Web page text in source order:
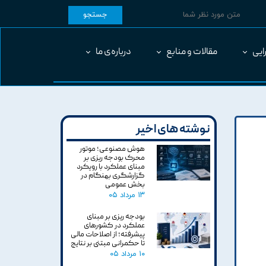
جستجو
مقالات و منابع درباره‌ی ما
نوشته های اخیر
هوش مصنوعی؛ موتور
محرک بودجه ریزی بر
مبنای عملکرد با رویکرد
گزارشگری بهنگام در
بخش عمومی
۱۳ مرداد ۰۵
بودجه ریزی بر مبنای
عملکرد در کشورهای
پیشرفته؛ از اصلاحات مالی
تا حکمرانی مبتنی بر نتایج
۱۰ مرداد ۰۵